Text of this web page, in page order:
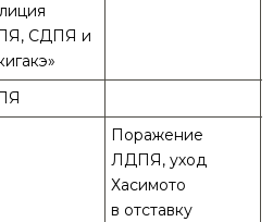
СДПЯ и
Поражение
ЛДПЯ, уход
Хасимото
в отставку